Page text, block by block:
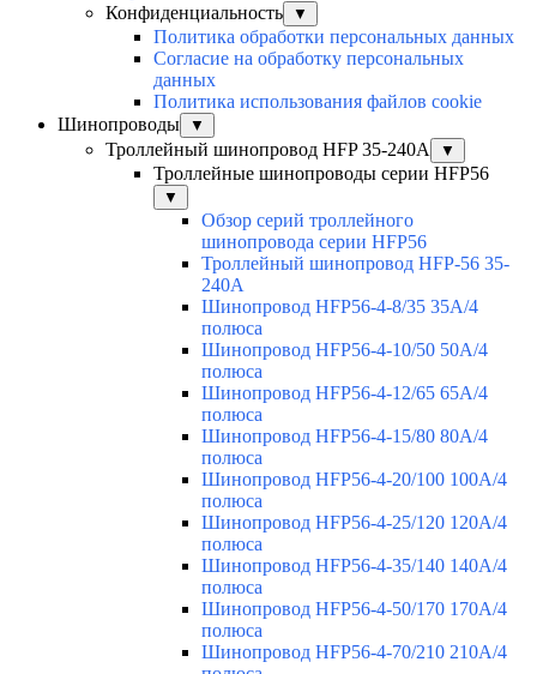
Конфиденциальность
▼
Политика обработки персональных данных
Согласие на обработку персональных
данных
Политика использования файлов cookie
Шинопроводы
▼
Троллейный шинопровод HFP 35-240А ▼
Троллейные шинопроводы серии HFP56
▼
Обзор серий троллейного
шинопровода серии HFP56
Троллейный шинопровод HFP-56 35-
240А
Шинопровод HFP56-4-8/35 35А/4
полюса
Шинопровод HFP56-4-10/50 50А/4
полюса
Шинопровод HFP56-4-12/65 65А/4
полюса
Шинопровод HFP56-4-15/80 80А/4
полюса
Шинопровод HFP56-4-20/100 100А/4
полюса
Шинопровод HFP56-4-25/120 120А/4
полюса
Шинопровод HFP56-4-35/140 140А/4
полюса
Шинопровод HFP56-4-50/170 170А/4
полюса
Шинопровод HFP56-4-70/210 210А/4